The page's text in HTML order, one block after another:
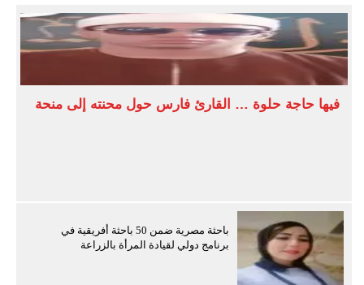
فيها حاجة حلوة … القارئ فارس حول محنته إلى منحة
باحثة مصرية ضمن 50 باحثة أفريقية في
برنامج دولي لقيادة المرأة بالزراعة